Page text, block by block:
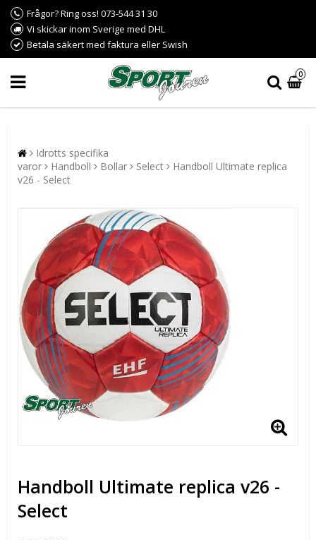
Frågor? Ring oss! 073-544 31 30
Vi skickar inom Sverige med DHL
Betala säkert med faktura eller Swish
0
Idrotts specifika
varor
Handboll Bollar Select
Handboll Ultimate replica
v26 - Select
Handboll Ultimate replica v26 -
Select